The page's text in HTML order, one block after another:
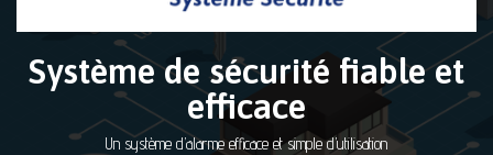
Système de sécurité fiable et
efficace
Un système d’alarme efficace et simple d’utilisation